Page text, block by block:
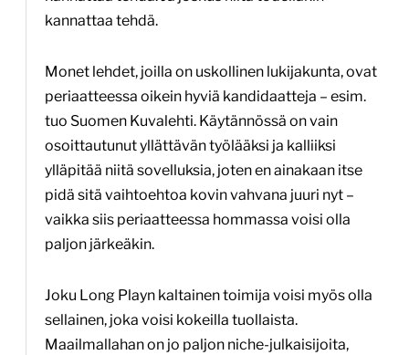
kannattaa tehdä.
Monet lehdet, joilla on uskollinen lukijakunta, ovat
periaatteessa oikein hyviä kandidaatteja – esim.
tuo Suomen Kuvalehti. Käytännössä on vain
osoittautunut yllättävän työlääksi ja kalliiksi
ylläpitää niitä sovelluksia, joten en ainakaan itse
pidä sitä vaihtoehtoa kovin vahvana juuri nyt –
vaikka siis periaatteessa hommassa voisi olla
paljon järkeäkin.
Joku Long Playn kaltainen toimija voisi myös olla
sellainen, joka voisi kokeilla tuollaista.
Maailmallahan on jo paljon niche-julkaisijoita,